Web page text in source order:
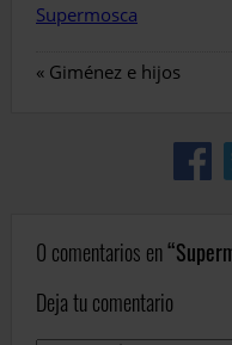
Supermosca
« Giménez e hijos
0 comentarios en
Deja tu comentario